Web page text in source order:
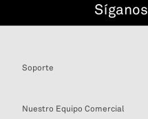
Síganos
Soporte
Nuestro Equipo Comercial